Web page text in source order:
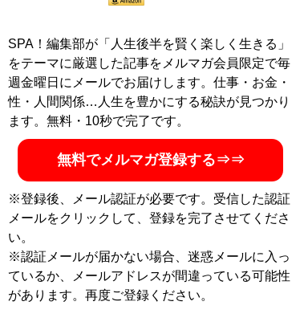
SPA！編集部が「人生後半を賢く楽しく生きる」
をテーマに厳選した記事をメルマガ会員限定で毎
週金曜日にメールでお届けします。仕事・お金・
性・人間関係…人生を豊かにする秘訣が見つかり
ます。無料・10秒で完了です。
無料でメルマガ登録する⇒⇒
※登録後、メール認証が必要です。受信した認証
メールをクリックして、登録を完了させてくださ
い。
※認証メールが届かない場合、迷惑メールに入っ
ているか、メールアドレスが間違っている可能性
があります。再度ご登録ください。